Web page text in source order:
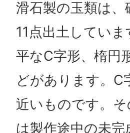
滑石製の玉類は、
11点出土してい
平なC字形、楕円
どがあります。C
近いものです。
は製作途中の未完